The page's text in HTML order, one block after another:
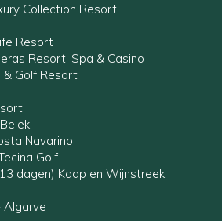
Collection Resort
Resort
Resort, Spa & Casino
& Golf Resort
Navarino
Golf
dagen) Kaap en Wijnstreek
Algarve